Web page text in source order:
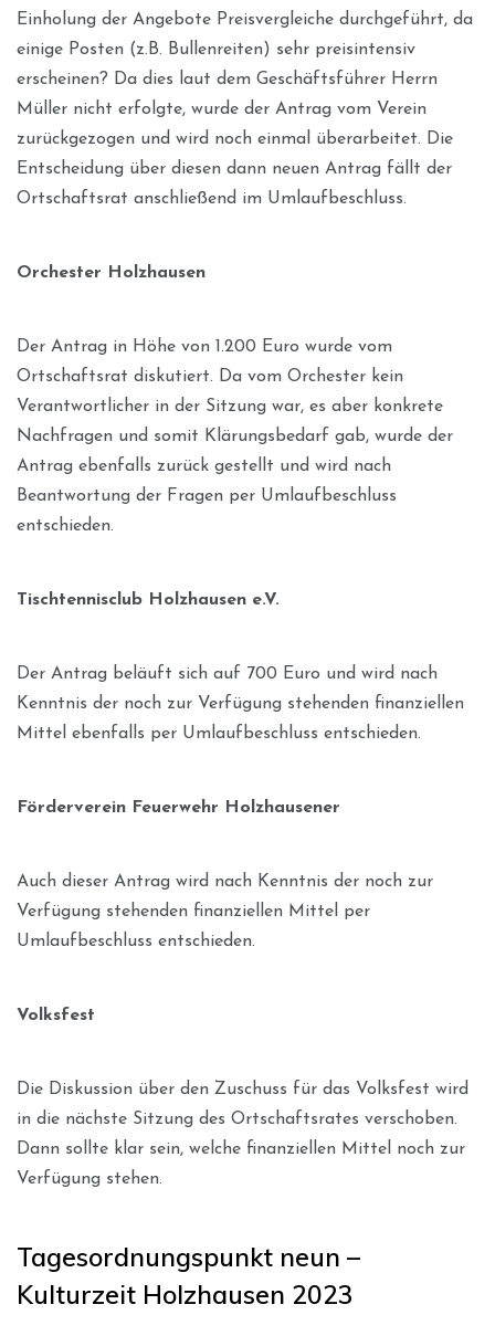
Einholung der Angebote Preisvergleiche durchgeführt, da
einige Posten (z.B. Bullenreiten) sehr preisintensiv
erscheinen? Da dies laut dem Geschäftsführer Herrn
Müller nicht erfolgte, wurde der Antrag vom Verein
zurückgezogen und wird noch einmal überarbeitet. Die
Entscheidung über diesen dann neuen Antrag fällt der
Ortschaftsrat anschließend im Umlaufbeschluss.
Orchester Holzhausen
Der Antrag in Höhe von 1.200 Euro wurde vom
Ortschaftsrat diskutiert. Da vom Orchester kein
Verantwortlicher in der Sitzung war, es aber konkrete
Nachfragen und somit Klärungsbedarf gab, wurde der
Antrag ebenfalls zurück gestellt und wird nach
Beantwortung der Fragen per Umlaufbeschluss
entschieden.
Tischtennisclub Holzhausen e.V.
Der Antrag beläuft sich auf 700 Euro und wird nach
Kenntnis der noch zur Verfügung stehenden finanziellen
Mittel ebenfalls per Umlaufbeschluss entschieden.
Förderverein Feuerwehr Holzhausener
Auch dieser Antrag wird nach Kenntnis der noch zur
Verfügung stehenden finanziellen Mittel per
Umlaufbeschluss entschieden.
Volksfest
Die Diskussion über den Zuschuss für das Volksfest wird
in die nächste Sitzung des Ortschaftsrates verschoben.
Dann sollte klar sein, welche finanziellen Mittel noch zur
Verfügung stehen.
Tagesordnungspunkt neun –
Kulturzeit Holzhausen 2023